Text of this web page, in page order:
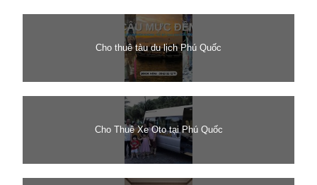
Cho thuê tàu du lịch Phú Quốc
Cho Thuê Xe Oto tại Phú Quốc